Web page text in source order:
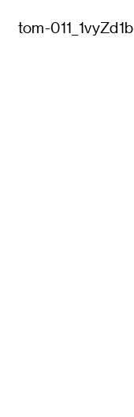
tom-011_1vyZd1b